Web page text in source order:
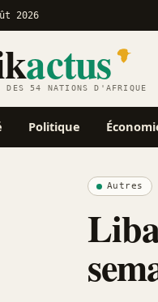
2026
actus
DES 54 NATIONS D'AFRIQUE
Politique
Autres